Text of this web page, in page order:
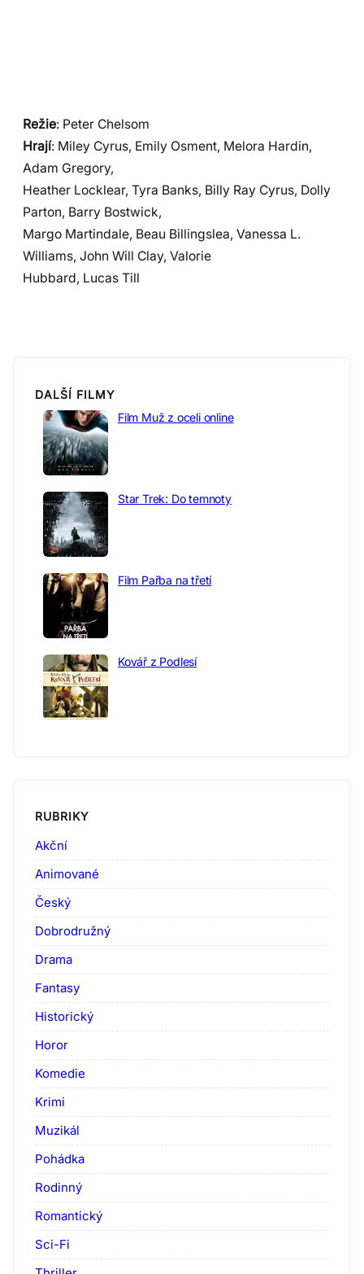
Režie: Peter Chelsom
Hrají: Miley Cyrus, Emily Osment, Melora Hardin,
Adam Gregory,
Heather Locklear, Tyra Banks, Billy Ray Cyrus, Dolly
Parton, Barry Bostwick,
Margo Martindale, Beau Billingslea, Vanessa L.
Williams, John Will Clay, Valorie
Hubbard, Lucas Till
DALŠÍ FILMY
Film Muž z oceli online
Star Trek: Do temnoty
Film Pařba na třetí
Kovář z Podlesí
RUBRIKY
Akční
Animované
Český
Dobrodružný
Drama
Fantasy
Historický
Horor
Komedie
Krimi
Muzikál
Pohádka
Rodinný
Romantický
Sci-Fi